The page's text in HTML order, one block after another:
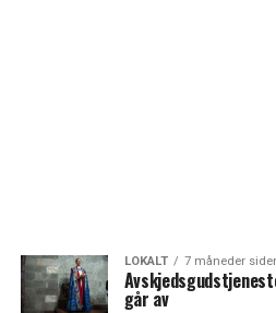
LOKALT 7 måneder
går av